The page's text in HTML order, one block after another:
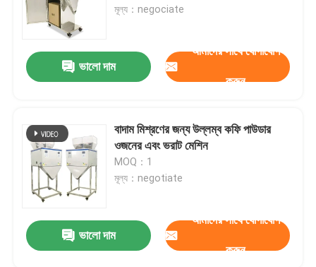
পণ্য
আমাদের সম্পর্কে
কারখানা পরিদর্শন
মূল্য：negociate
ভালো দাম
আমাদের সাথে যোগাযোগ
করুন
বাদাম মিশ্রণের জন্য উল্লম্ব কফি পাউডার
ওজনের এবং ভরাট মেশিন
MOQ：1
মূল্য：negotiate
ভালো দাম
আমাদের সাথে যোগাযোগ
করুন